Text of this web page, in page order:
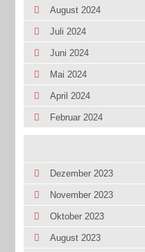
August 2024
Juli 2024
Juni 2024
Mai 2024
April 2024
Februar 2024
Dezember 2023
November 2023
Oktober 2023
August 2023